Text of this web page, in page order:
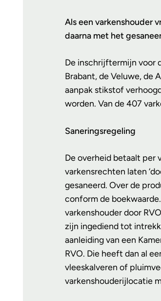
Als een varkenshouder
daarna met het
De inschrijftermijn voor
Brabant, de Veluwe, de
aanpak stikstof
worden. Van de 407
Saneringsregeling
De overheid betaalt per
varkensrechten laten
gesaneerd. Over de
conform de
varkenshouder door
zijn ingediend tot
aanleiding van een
RVO. Die heeft dan al
vleeskalveren of
varkenshouderijlocatie